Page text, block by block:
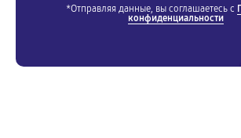
*Отправляя данные, вы соглашаетесь с
конфиденциальности